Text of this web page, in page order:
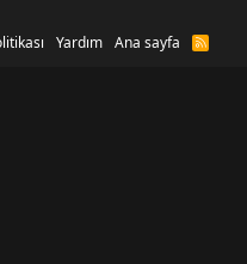
Yardım Ana sayfa
R